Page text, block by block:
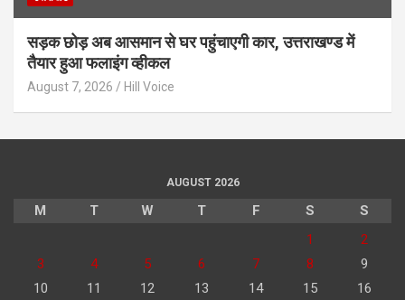
सड़क छोड़ अब आसमान से घर पहुंचाएगी कार, उत्तराखण्ड में
तैयार हुआ फलाइंग व्हीकल
August 7, 2026 Hill Voice
AUGUST 2026
M T W T F S
S
1
2
3
4 5 6 7 8
9
10
11 12 13 14 15
16